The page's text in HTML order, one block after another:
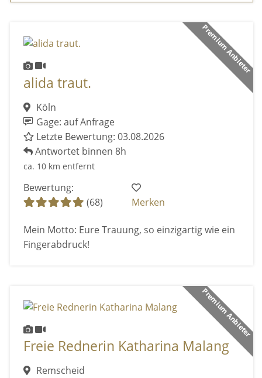
Premium Anbieter
alida traut.
Köln
Gage: auf Anfrage
Letzte Bewertung: 03.08.2026
Antwortet binnen 8h
ca. 10 km entfernt
Bewertung:
(68)
Merken
Mein Motto: Eure Trauung, so einzigartig wie ein
Fingerabdruck!
Premium Anbieter
Freie Rednerin Katharina Malang
Remscheid